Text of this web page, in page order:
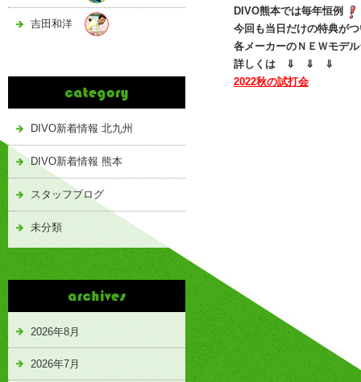
DIVO熊本では毎年恒例
今回も当日だけの特典が
各メーカーのＮＥＷモデ
詳しくは ⇓ ⇓ ⇓
2022秋の試打会
吉田和洋
DIVO新着情報 北九州
DIVO新着情報 熊本
スタッフブログ
未分類
2026年8月
2026年7月